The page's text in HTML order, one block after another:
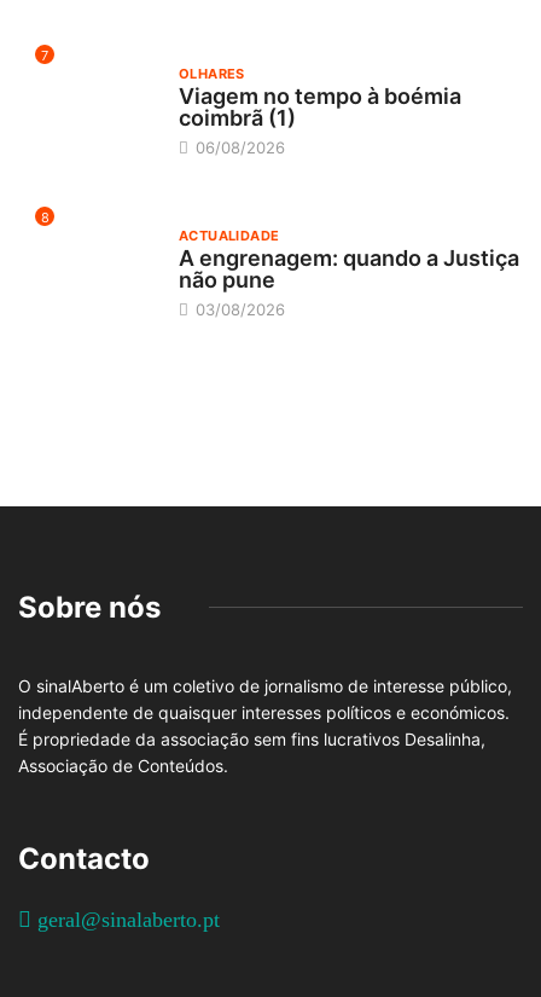
7
OLHARES
Viagem no tempo à boémia
coimbrã (1)
06/08/2026
8
ACTUALIDADE
A engrenagem: quando a Justiça
não pune
03/08/2026
Sobre nós
O sinalAberto é um coletivo de jornalismo de interesse público,
independente de quaisquer interesses políticos e económicos.
É propriedade da associação sem fins lucrativos Desalinha,
Associação de Conteúdos.
Contacto
geral@sinalaberto.pt